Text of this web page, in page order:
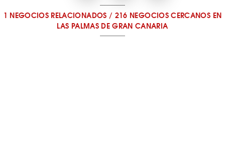
1 NEGOCIOS RELACIONADOS / 216 NEGOCIOS CERCANOS EN
LAS PALMAS DE GRAN CANARIA